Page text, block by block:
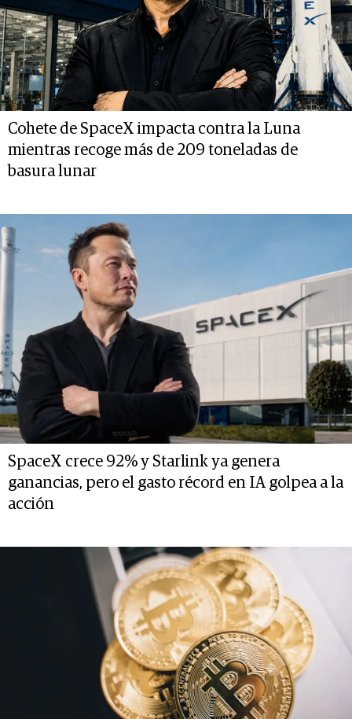
Cohete de SpaceX impacta contra la Luna
mientras recoge más de 209 toneladas de
basura lunar
SpaceX crece 92% y Starlink ya genera
ganancias, pero el gasto récord en IA golpea a la
acción